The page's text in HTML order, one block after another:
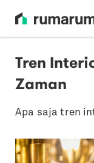
Tren
Zaman
Apa saja tren